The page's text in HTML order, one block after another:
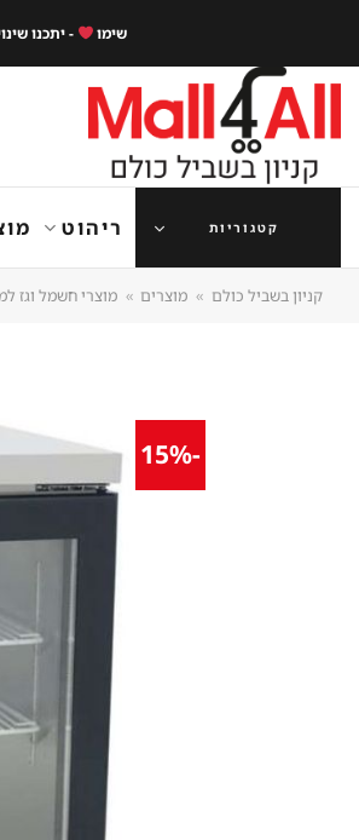
content
שימו - יתכנו
קטגוריות ריהוט
קניון בשביל כולם » מוצרים » מוצרי חשמל וגז
-15%